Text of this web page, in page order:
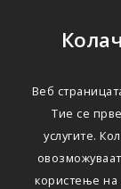
Веб
Тие се
услугите.
користење на